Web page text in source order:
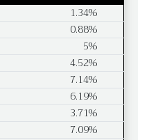
1.34%
0.88%
5%
4.52%
7.14%
6.19%
3.71%
7.09%